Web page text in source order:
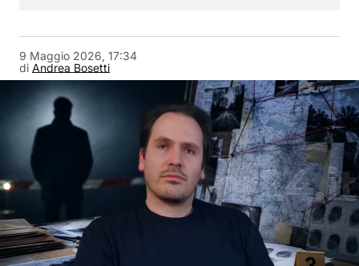
di Andrea Bosetti
9 Maggio 2026, 17:34